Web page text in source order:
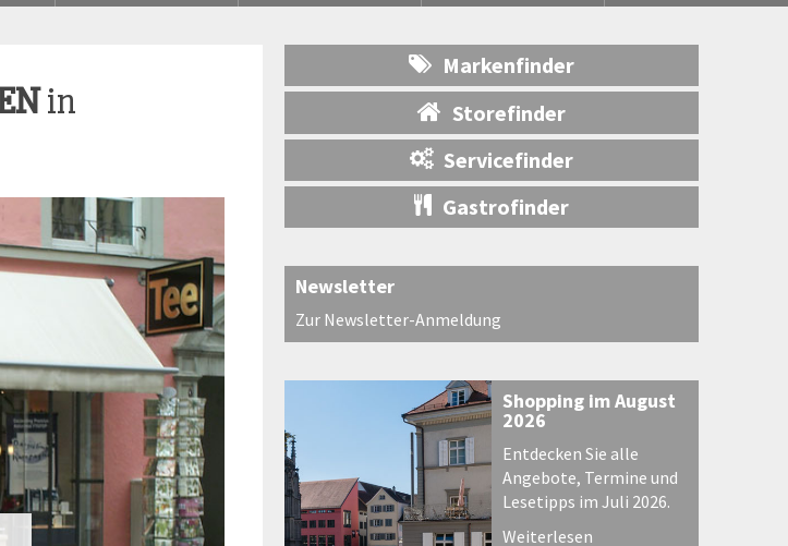
in
Markenfinder
Storefinder
Servicefinder
Gastrofinder
Newsletter
Zur Newsletter-Anmeldung
Shopping im August
2026
Entdecken Sie alle
Angebote, Termine und
Lesetipps im Juli 2026.
Weiterlesen